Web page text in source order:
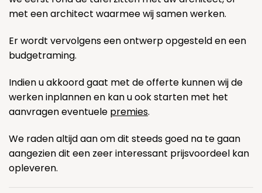
met een architect waarmee wij samen werken.
Er wordt vervolgens een ontwerp opgesteld en een
budgetraming.
Indien u akkoord gaat met de offerte kunnen wij de
werken inplannen en kan u ook starten met het
aanvragen eventuele premies.
We raden altijd aan om dit steeds goed na te gaan
aangezien dit een zeer interessant prijsvoordeel kan
opleveren.